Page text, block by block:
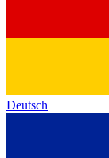
Deutsch